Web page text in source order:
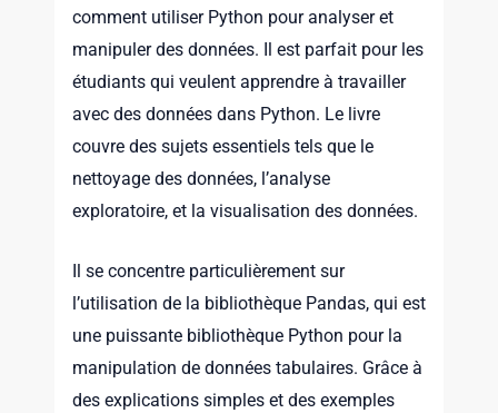
comment utiliser Python pour analyser et
manipuler des données. Il est parfait pour les
étudiants qui veulent apprendre à travailler
avec des données dans Python. Le livre
couvre des sujets essentiels tels que le
nettoyage des données, l’analyse
exploratoire, et la visualisation des données.
Il se concentre particulièrement sur
l’utilisation de la bibliothèque Pandas, qui est
une puissante bibliothèque Python pour la
manipulation de données tabulaires. Grâce à
des explications simples et des exemples